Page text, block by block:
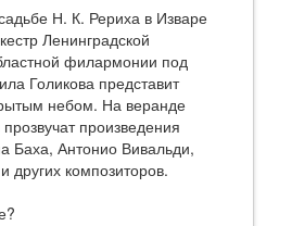
Н. К. Рериха в Изваре
Ленинградской
филармонии под
Голикова представит
небом. На веранде
произведения
Баха, Антонио Вивальди,
других композиторов.